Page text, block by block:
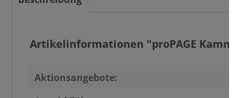
Artikelinformationen "proPAGE Kamm,
Aktionsangebote: